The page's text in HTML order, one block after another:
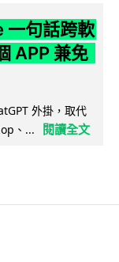
一句話跨軟
APP 兼免
外掛，取代
、...
閱讀全文